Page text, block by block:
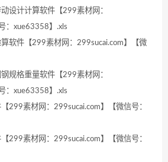
设计计算软件【299素材网：
：xue63358】.xls
软件【299素材网：299sucai.com】【微
规格重量软件【299素材网：
：xue63358】.xls
299素材网：299sucai.com】【微信号：
299素材网：299sucai.com】【微信号：